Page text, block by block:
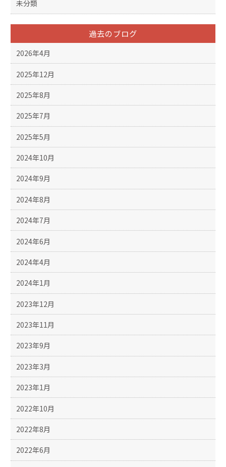
未分類
過去のブログ
2026年4月
2025年12月
2025年8月
2025年7月
2025年5月
2024年10月
2024年9月
2024年8月
2024年7月
2024年6月
2024年4月
2024年1月
2023年12月
2023年11月
2023年9月
2023年3月
2023年1月
2022年10月
2022年8月
2022年6月